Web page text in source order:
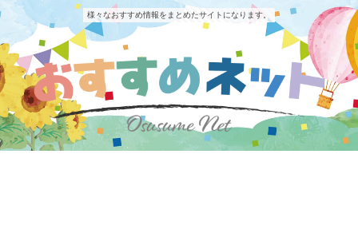
様々なおすすめ情報をまとめたサイトになります。